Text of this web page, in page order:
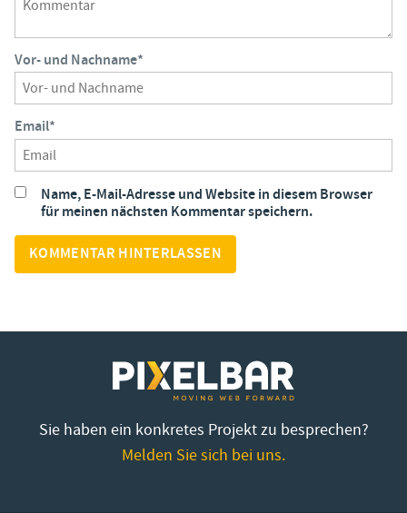
Vor- und Nachname*
Email*
Name, E-Mail-Adresse und Website in diesem Browser
für meinen nächsten Kommentar speichern.
Sie haben ein konkretes Projekt zu besprechen?
Melden Sie sich bei uns.